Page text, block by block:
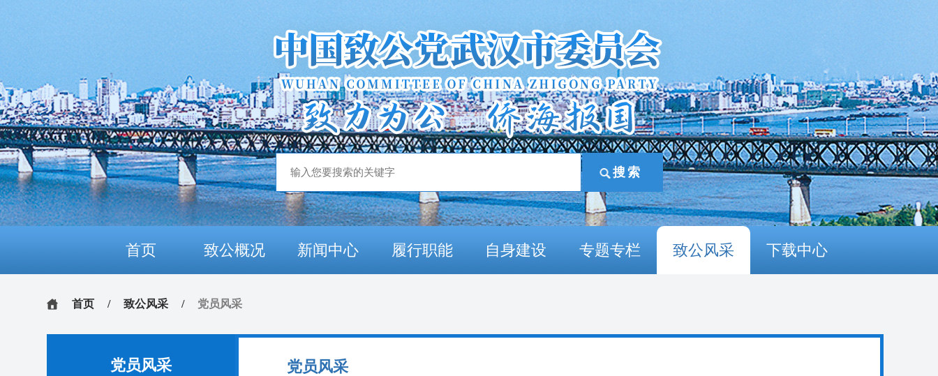
首页 致公概况 新闻中心 履行职能 自身建设 专题专栏 致公风采 下载中心
首页 / 致公风采 / 党员风采
党员风采 党员风采